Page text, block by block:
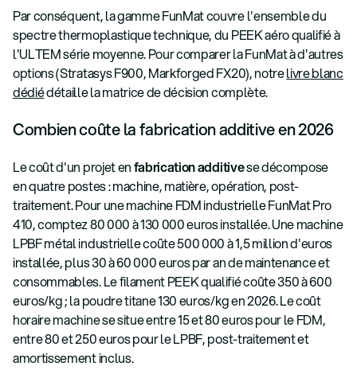
Par conséquent, la gamme FunMat couvre l'ensemble du
spectre thermoplastique technique, du PEEK aéro qualifié à
l'ULTEM série moyenne. Pour comparer la FunMat à d'autres
options (Stratasys F900, Markforged FX20), notrelivre blanc
dédiédétaille la matrice de décision complète.
Combien coûte la fabrication additive en 2026
Le coût d'un projet enfabrication additivese décompose
en quatre postes : machine, matière, opération, post-
traitement. Pour une machine FDM industrielle FunMat Pro
410, comptez 80 000 à 130 000 euros installée. Une machine
LPBF métal industrielle coûte 500 000 à 1,5 million d'euros
installée, plus 30 à 60 000 euros par an de maintenance et
consommables. Le filament PEEK qualifié coûte 350 à 600
euros/kg ; la poudre titane 130 euros/kg en 2026. Le coût
horaire machine se situe entre 15 et 80 euros pour le FDM,
entre 80 et 250 euros pour le LPBF, post-traitement et
amortissement inclus.